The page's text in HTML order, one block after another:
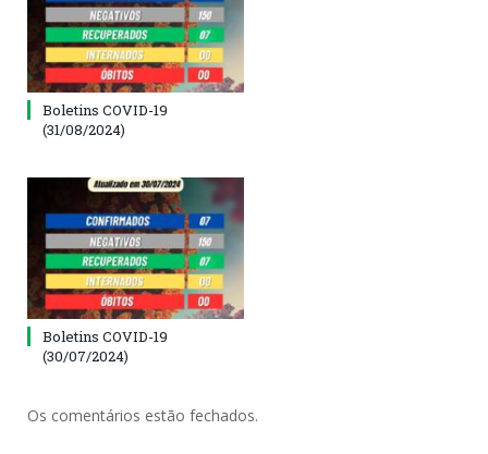
Boletins COVID-19
(31/08/2024)
Boletins COVID-19
(30/07/2024)
Os comentários estão fechados.